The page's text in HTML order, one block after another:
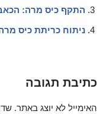
התקף כיס מרה:
ניתוח כריתת כיס
כתיבת תגובה
האימייל לא יוצג באתר.